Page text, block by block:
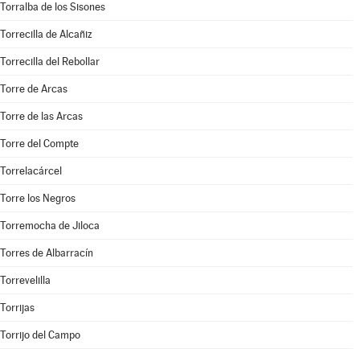
Torralba de los Sisones
Torrecilla de Alcañiz
Torrecilla del Rebollar
Torre de Arcas
Torre de las Arcas
Torre del Compte
Torrelacárcel
Torre los Negros
Torremocha de Jiloca
Torres de Albarracín
Torrevelilla
Torrijas
Torrijo del Campo